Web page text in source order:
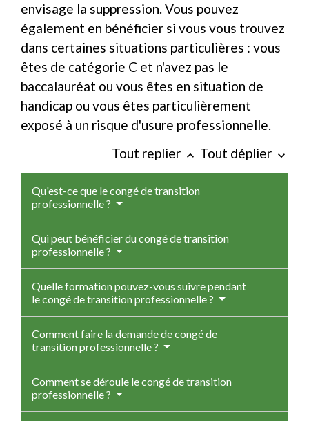
envisage la suppression. Vous pouvez
également en bénéficier si vous vous trouvez
dans certaines situations particulières : vous
êtes de catégorie C et n'avez pas le
baccalauréat ou vous êtes en situation de
handicap ou vous êtes particulièrement
exposé à un risque d'usure professionnelle.
Tout replier keyboard_arrow_up Tout déplier keyboard_arrow_down
Qu'est-ce que le congé de transition
professionnelle ?
Qui peut bénéficier du congé de transition
professionnelle ?
Quelle formation pouvez-vous suivre pendant
le congé de transition professionnelle ?
Comment faire la demande de congé de
transition professionnelle ?
Comment se déroule le congé de transition
professionnelle ?